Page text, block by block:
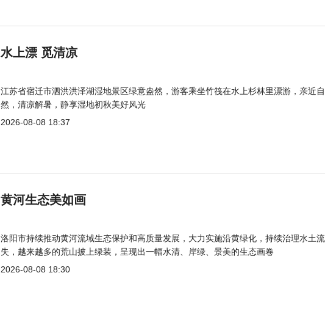
水上漂 觅清凉
江苏省宿迁市泗洪洪泽湖湿地景区绿意盎然，游客乘坐竹筏在水上杉林里漂游，亲近自
然，清凉解暑，静享湿地初秋美好风光
2026-08-08 18:37
黄河生态美如画
洛阳市持续推动黄河流域生态保护和高质量发展，大力实施沿黄绿化，持续治理水土流
失，越来越多的荒山披上绿装，呈现出一幅水清、岸绿、景美的生态画卷
2026-08-08 18:30